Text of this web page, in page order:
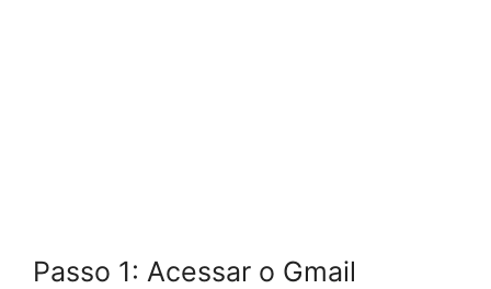
Passo 1: Acessar o Gmail